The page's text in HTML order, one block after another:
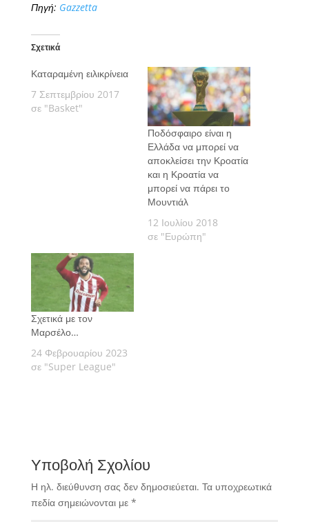
Πηγή: Gazzetta
Σχετικά
Καταραμένη ειλικρίνεια
7 Σεπτεμβρίου 2017
σε "Basket"
Ποδόσφαιρο είναι η
Ελλάδα να μπορεί να
αποκλείσει την Κροατία
και η Κροατία να
μπορεί να πάρει το
Μουντιάλ
12 Ιουλίου 2018
σε "Ευρώπη"
Σχετικά με τον
Μαρσέλο…
24 Φεβρουαρίου 2023
σε "Super League"
Υποβολή Σχολίου
Η ηλ. διεύθυνση σας δεν δημοσιεύεται. Τα υποχρεωτικά
πεδία σημειώνονται με *